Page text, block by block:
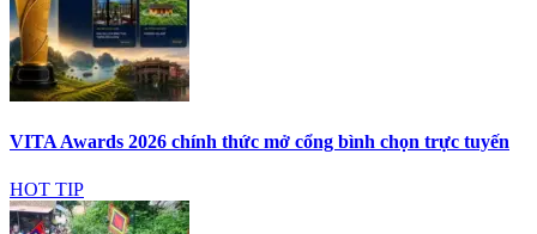
VITA Awards 2026 chính thức mở cổng bình chọn trực tuyến
HOT TIP